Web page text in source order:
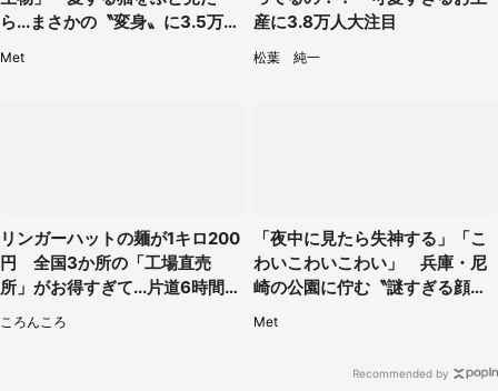
ら...まさかの〝変身〟に3.5万人
Met
産に3.8万人大注目
松葉 純一
リンガーハットの麺が1キロ200
円 全国3か所の「工場直売
所」がお得すぎて...片道6時間か
ころんころ
「夜中に見たら失神する」「こ
わいこわいこわい」 兵庫・尼
崎の公園に佇む〝謎すぎる顔〟
Met
Recommended by